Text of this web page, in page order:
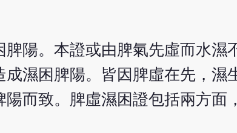
陽。本證或由脾氣先虛而水濕
濕困脾陽。皆因脾虛在先，濕
而致。脾虛濕困證包括兩方面